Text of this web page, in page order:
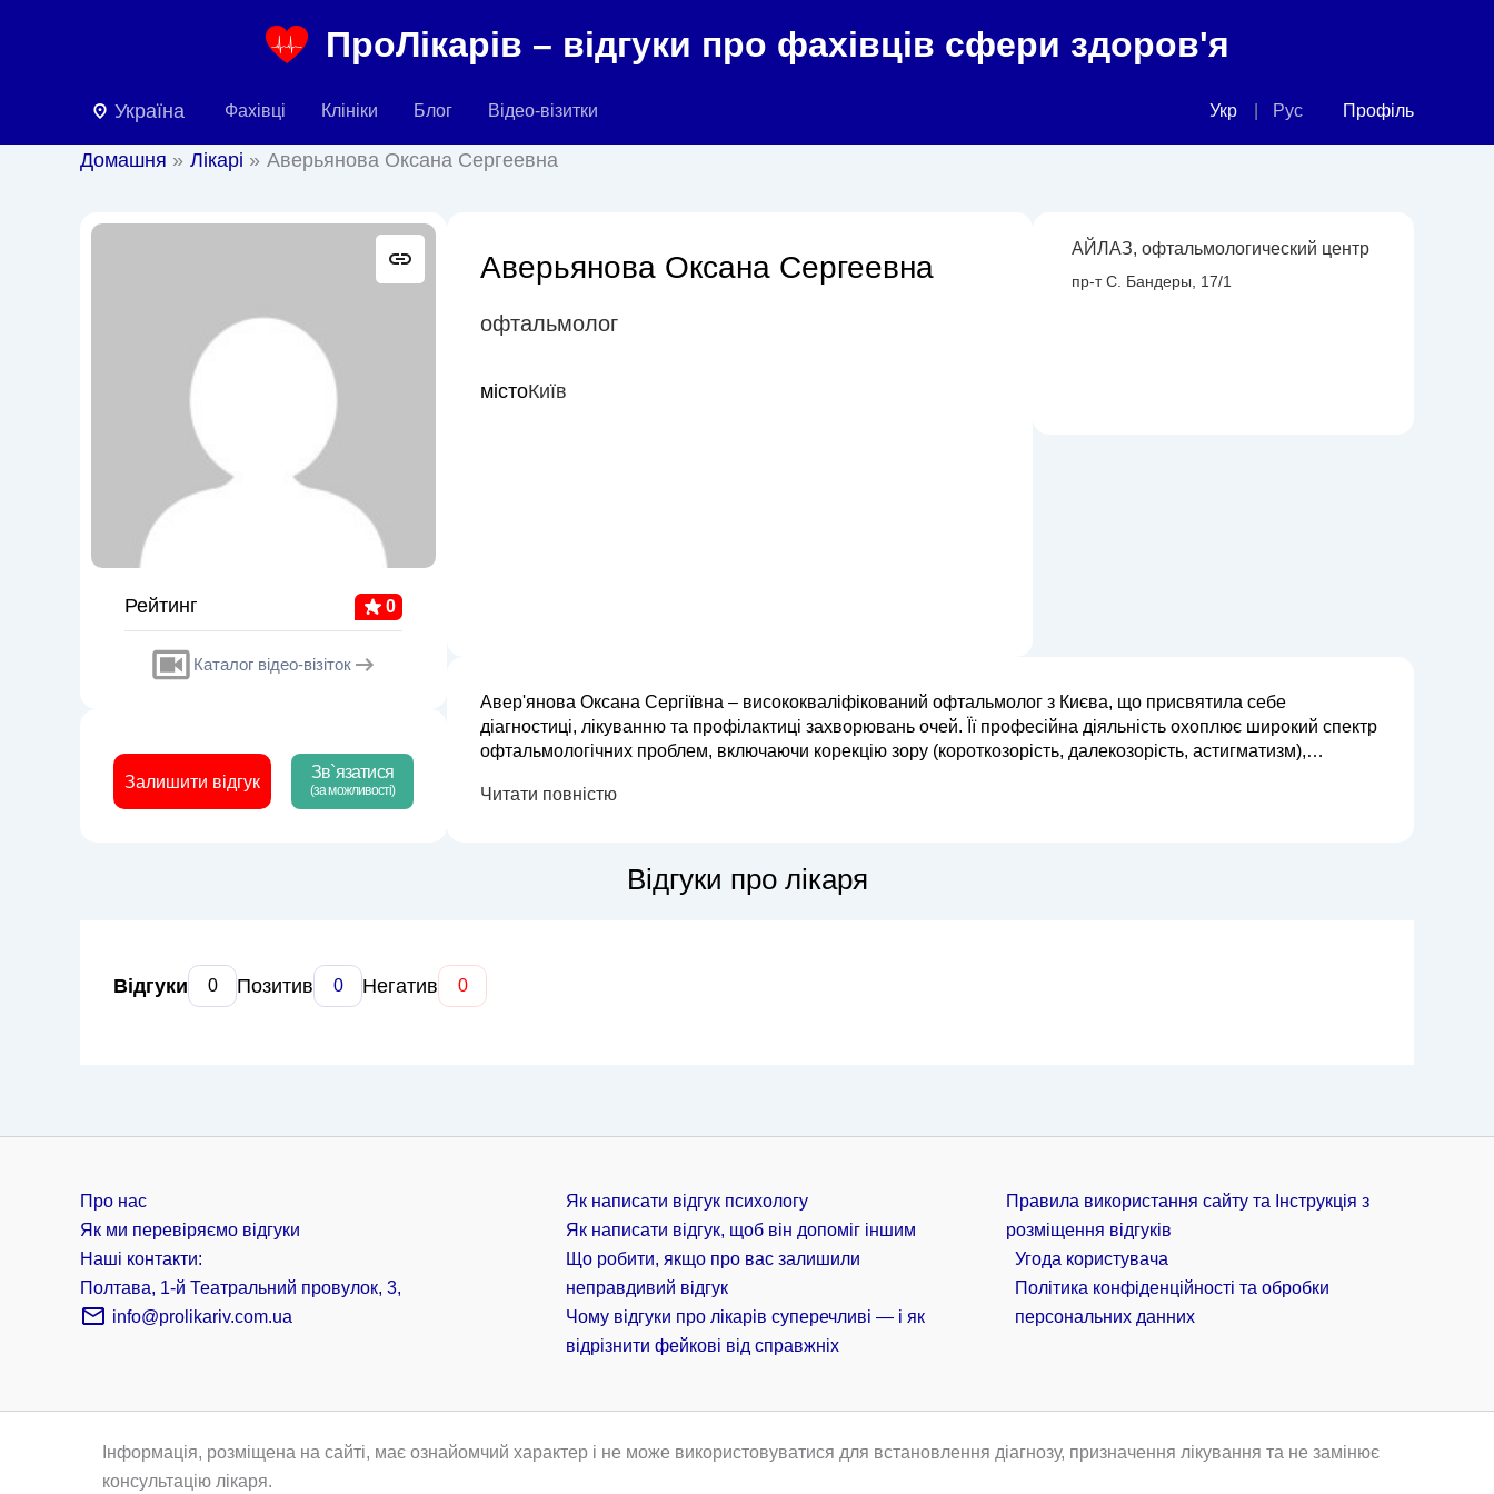
ПроЛікарів – відгуки про фахівців сфери здоров'я
Україна Фахівці Клініки Блог Відео-візитки Укр Рус Профіль
Домашня Лікарі Аверьянова Оксана Сергеевна
Рейтинг 0
Каталог відео-візіток
Залишити відгук
Зв`язатися
(за можливості)
Аверьянова Оксана Сергеевна
офтальмолог
містоКиїв
АЙЛАЗ, офтальмологический центр
пр-т С. Бандеры, 17/1
Авер'янова Оксана Сергіївна – висококваліфікований офтальмолог з Києва, що присвятила себе
діагностиці, лікуванню та профілактиці захворювань очей. Її професійна діяльність охоплює широкий спектр
офтальмологічних проблем, включаючи корекцію зору (короткозорість, далекозорість, астигматизм),
сучасне...
Читати повністю
Відгуки про лікаря
Відгуки 0 Позитив 0 Негатив 0
Про нас
Як ми перевіряємо відгуки
Наші контакти:
Полтава, 1-й Театральний провулок, 3,
info@prolikariv.com.ua
Як написати відгук психологу
Як написати відгук, щоб він допоміг іншим
Що робити, якщо про вас залишили
неправдивий відгук
Чому відгуки про лікарів суперечливі — і як
відрізнити фейкові від справжніх
Правила використання сайту та Інструкція з
розміщення відгуків
Угода користувача
Політика конфіденційності та обробки
персональних данних
Інформація, розміщена на сайті, має ознайомчий характер і не може використовуватися для встановлення діагнозу, призначення лікування та не замінює
консультацію лікаря.